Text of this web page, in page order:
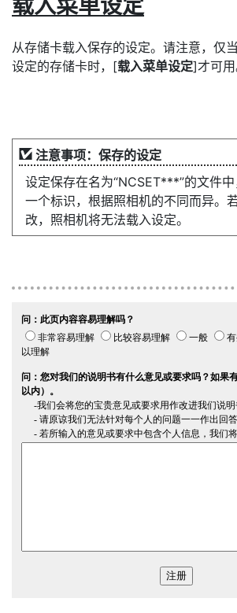
载入菜单设定
从存储卡载入保存的设定。请注意，仅
设定的存储卡时，[载入菜单设定]才可用
注意事项：保存的设定
设定保存在名为“NCSET***”的文件
一个标识，根据照相机的不同而异。
改，照相机将无法载入设定。